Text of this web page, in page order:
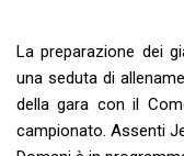
La preparazione dei
una seduta di
della gara con il
campionato. Assenti